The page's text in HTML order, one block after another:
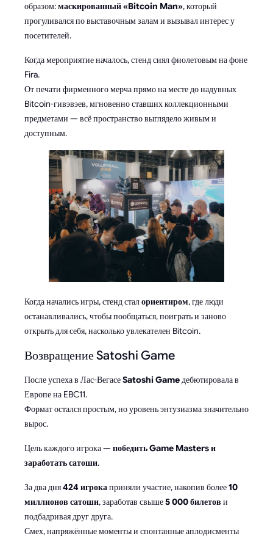
образом:маскированный «Bitcoin Man», который
прогуливался по выставочным залам и вызывал интерес у
посетителей.
Когда мероприятие началось, стенд сиял фиолетовым на фоне
Fira.
От печати фирменного мерча прямо на месте до надувных
Bitcoin-гивэвэев, мгновенно ставших коллекционными
предметами — всё пространство выглядело живым и
доступным.
Когда начались игры, стенд сталориентиром, где люди
останавливались, чтобы пообщаться, поиграть и заново
открыть для себя, насколько увлекателен Bitcoin.
Возвращение Satoshi Game
После успеха в Лас-ВегасеSatoshi Game дебютировала в
Европе на EBC11.
Формат остался простым, но уровень энтузиазма значительно
вырос.
Цель каждого игрока — победить Game Masters и
заработать сатоши.
За два дня424 игрокаприняли участие, накопив более10
миллионов сатоши, заработав свыше5 000 билетов и
подбадривая друг друга.
Смех, напряжённые моменты и спонтанные аплодисменты